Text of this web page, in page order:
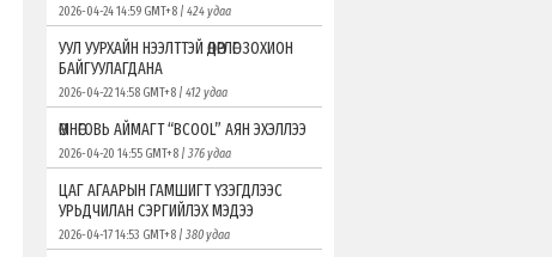
2026-04-24 14:59 GMT+8 | 424 удаа
УУЛ УУРХАЙН НЭЭЛТТЭЙ ӨДӨРЛӨГ ЗОХИОН
БАЙГУУЛАГДАНА
2026-04-22 14:58 GMT+8 | 412 удаа
ӨМНӨГОВЬ АЙМАГТ “ВСOOL” АЯН ЭХЭЛЛЭЭ
2026-04-20 14:55 GMT+8 | 376 удаа
ЦАГ АГААРЫН ГАМШИГТ ҮЗЭГДЛЭЭС
УРЬДЧИЛАН СЭРГИЙЛЭХ МЭДЭЭ
2026-04-17 14:53 GMT+8 | 380 удаа